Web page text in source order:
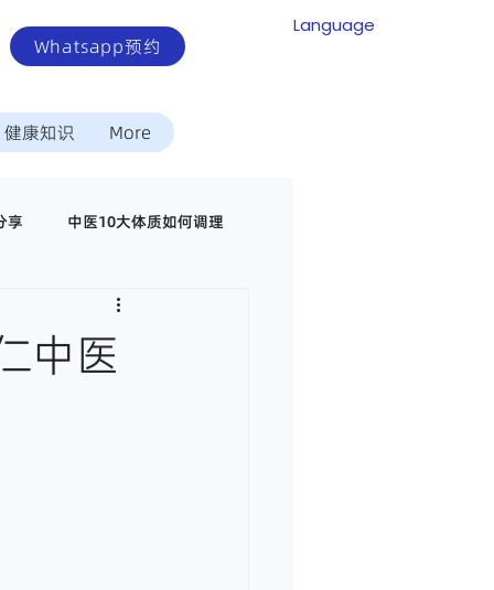
Whatsapp预约
Language
健康知识 More
享 中医10大体质如何调理
中医调理代谢疾病
中医